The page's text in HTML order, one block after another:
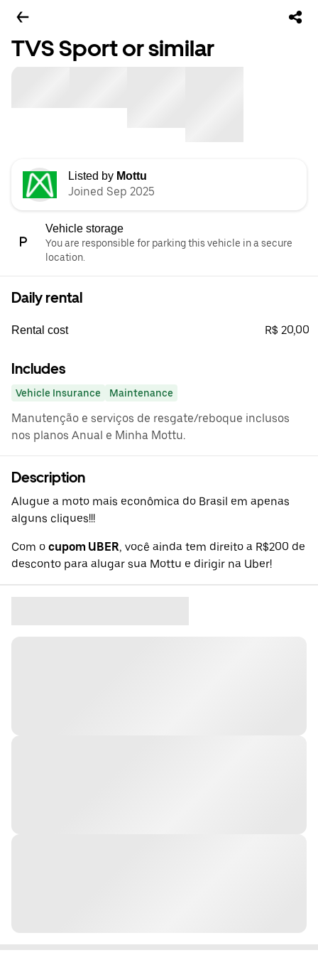
TVS Sport or similar
Listed by Mottu
Joined Sep 2025
Vehicle storage
You are responsible for parking this vehicle in a secure
location.
Daily rental
Rental cost R$ 20,00
Includes
Vehicle Insurance Maintenance
Manutenção e serviços de resgate/reboque inclusos
nos planos Anual e Minha Mottu.
Description
Alugue a moto mais econômica do Brasil em apenas
alguns cliques!!!
Com o cupom UBER, você ainda tem direito a R$200 de
desconto para alugar sua Mottu e dirigir na Uber!